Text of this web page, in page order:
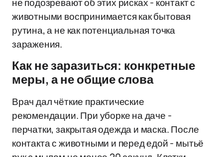
животными воспринимается как бытовая
рутина, а не как потенциальная точка
заражения.
Как не заразиться: конкретные
меры, а не общие слова
Врач дал чёткие практические
рекомендации. При уборке на даче -
перчатки, закрытая одежда и маска. После
контакта с животными и перед едой - мытьё